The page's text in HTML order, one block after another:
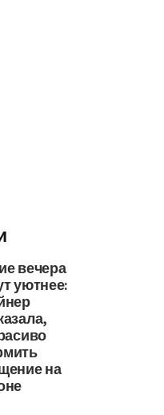
вечера
уютнее:
на